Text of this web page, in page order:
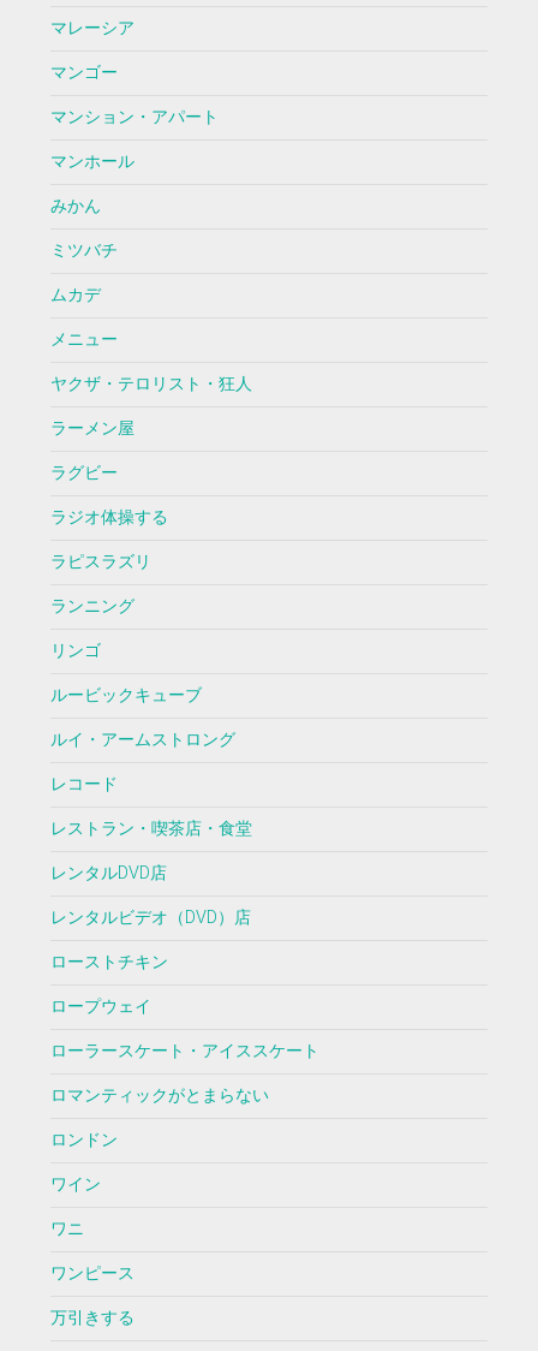
マレーシア
マンゴー
マンション・アパート
マンホール
みかん
ミツバチ
ムカデ
メニュー
ヤクザ・テロリスト・狂人
ラーメン屋
ラグビー
ラジオ体操する
ラピスラズリ
ランニング
リンゴ
ルービックキューブ
ルイ・アームストロング
レコード
レストラン・喫茶店・食堂
レンタルDVD店
レンタルビデオ（DVD）店
ローストチキン
ロープウェイ
ローラースケート・アイススケート
ロマンティックがとまらない
ロンドン
ワイン
ワニ
ワンピース
万引きする